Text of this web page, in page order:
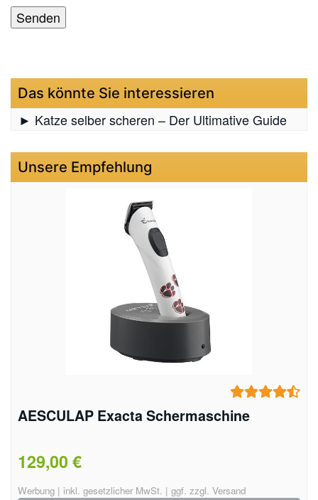
Das könnte Sie interessieren
► Katze selber scheren – Der Ultimative Guide
Unsere Empfehlung
AESCULAP Exacta Schermaschine
129,00 €
Werbung | inkl. gesetzlicher MwSt. | ggf. zzgl. Versand